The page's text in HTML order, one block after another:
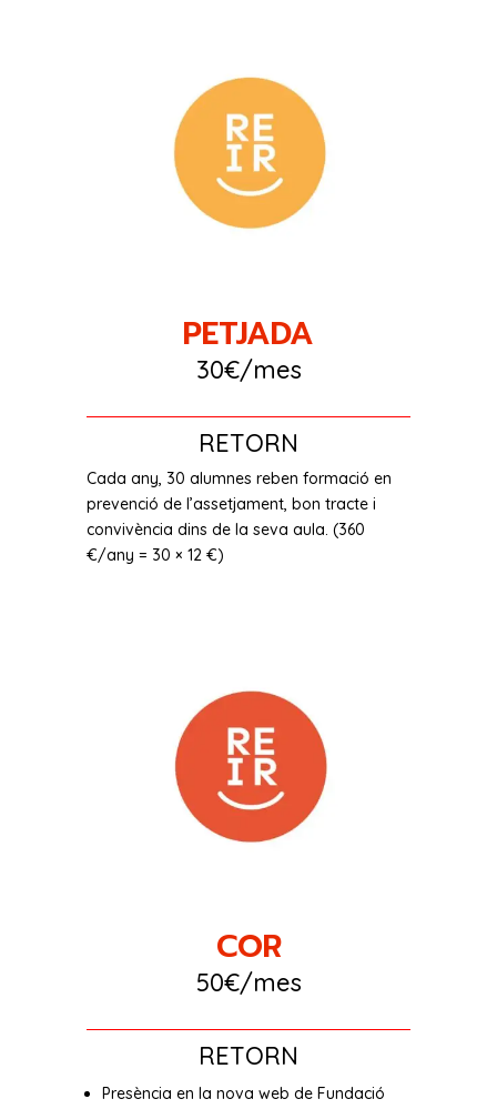
PETJADA
30€/mes
RETORN
Cada any, 30 alumnes reben formació en
prevenció de l’assetjament, bon tracte i
convivència dins de la seva aula. (360
€/any = 30 × 12 €)
COR
50€/mes
RETORN
Presència en la nova web de Fundació